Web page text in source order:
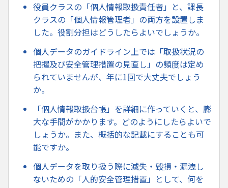
役員クラスの「個人情報取扱責任者」と、課長
クラスの「個人情報管理者」の両方を設置しま
した。役割分担はどうしたらよいでしょうか。
個人データのガイドライン上では「取扱状況の
把握及び安全管理措置の見直し」の頻度は定め
られていませんが、年に1回で大丈夫でしょう
か。
「個人情報取扱台帳」を詳細に作っていくと、膨
大な手間がかかります。どのようにしたらよいで
しょうか。また、概括的な記載にすることも可
能ですか。
個人データを取り扱う際に滅失・毀損・漏洩し
ないための「人的安全管理措置」として、何を